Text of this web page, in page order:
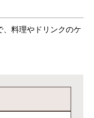
、料理やドリンクのケ